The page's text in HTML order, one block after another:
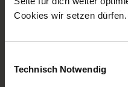
Cookies wir setzen dürfen.
Technisch Notwendig